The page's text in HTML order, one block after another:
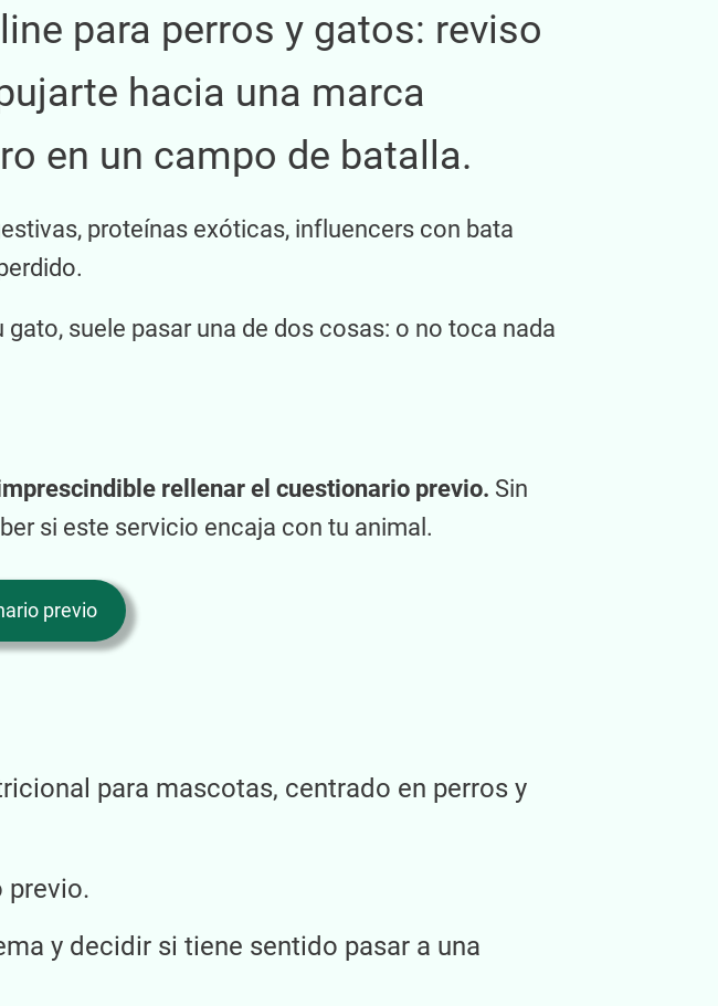
para perros y gatos: reviso
hacia una marca
en un campo de batalla.
proteínas exóticas, influencers con bata
suele pasar una de dos cosas: o no toca nada
rellenar el cuestionario previo. Sin
si este servicio encaja con tu animal.
previo
para mascotas, centrado en perros y
previo.
y decidir si tiene sentido pasar a una